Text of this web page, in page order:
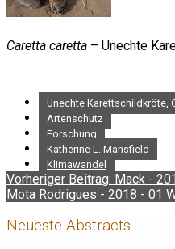
Caretta caretta – Unechte
Unechte Karettschildkröte,
Artenschutz
Forschung
Katherine L. Mansfield
Klimawandel
Vorheriger Beitrag: Mack -
Mota Rodrigues - 2018 - 01
Neueste Abstracts